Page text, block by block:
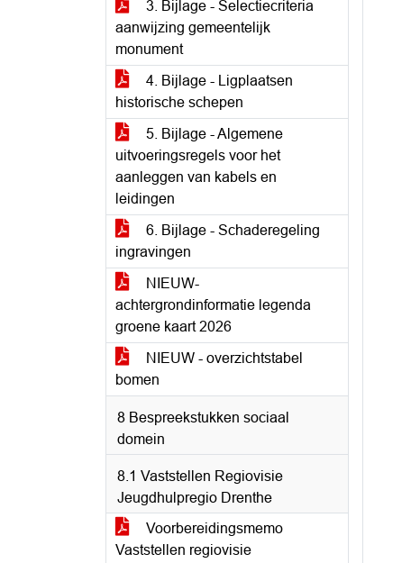
3. Bijlage - Selectiecriteria
aanwijzing gemeentelijk
monument
4. Bijlage - Ligplaatsen
historische schepen
5. Bijlage - Algemene
uitvoeringsregels voor het
aanleggen van kabels en
leidingen
6. Bijlage - Schaderegeling
ingravingen
NIEUW-
achtergrondinformatie legenda
groene kaart 2026
NIEUW - overzichtstabel
bomen
8 Bespreekstukken sociaal
domein
8.1 Vaststellen Regiovisie
Jeugdhulpregio Drenthe
Voorbereidingsmemo
Vaststellen regiovisie